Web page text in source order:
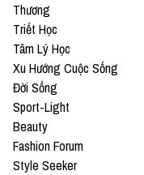
Thương
Triết Học
Tâm Lý Học
Xu Hướng Cuộc Sống
Đời Sống
Sport-Light
Beauty
Fashion Forum
Style Seeker